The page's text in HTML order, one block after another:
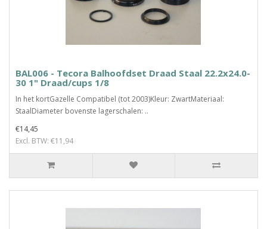
BAL006 - Tecora Balhoofdset Draad Staal 22.2x24.0-
30 1" Draad/cups 1/8
In het kortGazelle Compatibel (tot 2003)Kleur: ZwartMateriaal:
StaalDiameter bovenste lagerschalen: ..
€14,45
Excl. BTW: €11,94